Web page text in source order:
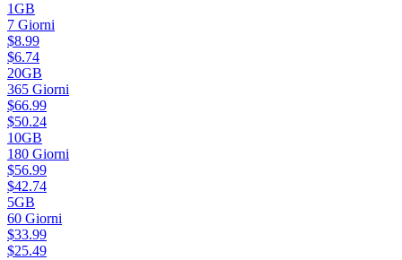
1GB
7 Giorni
$8.99
$6.74
20GB
365 Giorni
$66.99
$50.24
10GB
180 Giorni
$56.99
$42.74
5GB
60 Giorni
$33.99
$25.49